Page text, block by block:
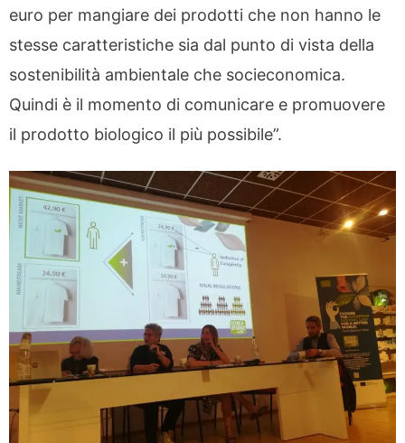
euro per mangiare dei prodotti che non hanno le
stesse caratteristiche sia dal punto di vista della
sostenibilità ambientale che socieconomica.
Quindi è il momento di comunicare e promuovere
il prodotto biologico il più possibile”.